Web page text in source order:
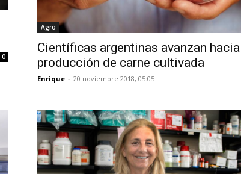
0
Agro
Científicas argentinas avanzan
producción de carne cultivada
Enrique - 20 noviembre 2018, 05:05